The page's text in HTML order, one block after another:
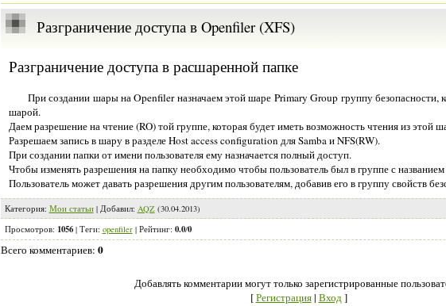
Разграничение доступа в Openfiler (XFS)
Разграничение доступа в расшаренной папке
При создании шары на Openfiler назначаем этой шаре Primary Group группу безопасности,
шарой.
Даем разрешение на чтение (RO) той группе, которая будет иметь возможность чтения из этой
Разрешаем запись в шару в разделе Host access configuration для Samba и NFS(RW).
При создании папки от имени пользователя ему назначается полный доступ.
Чтобы изменять разрешения на папку необходимо чтобы пользователь был в группе с
Пользователь может давать разрешения другим пользователям, добавив его в группу свойств
Категория: Мои статьи| Добавил: AQZ(30.04.2013)
Просмотров: 1056| Теги: openfiler| Рейтинг: 0.0/0
Всего комментариев: 0
Добавлять комментарии могут только зарегистрированные
[Регистрация| Вход]